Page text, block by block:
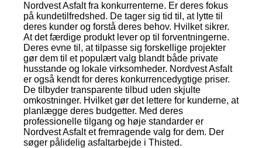
Nordvest Asfalt fra konkurrenterne. Er deres fokus
på kundetilfredshed. De tager sig tid til, at lytte til
deres kunder og forstå deres behov. Hvilket sikrer.
At det færdige produkt lever op til forventningerne.
Deres evne til, at tilpasse sig forskellige projekter
gør dem til et populært valg blandt både private
husstande og lokale virksomheder. Nordvest Asfalt
er også kendt for deres konkurrencedygtige priser.
De tilbyder transparente tilbud uden skjulte
omkostninger. Hvilket gør det lettere for kunderne, at
planlægge deres budgetter. Med deres
professionelle tilgang og høje standarder er
Nordvest Asfalt et fremragende valg for dem. Der
søger pålidelig asfaltarbejde i Thisted.